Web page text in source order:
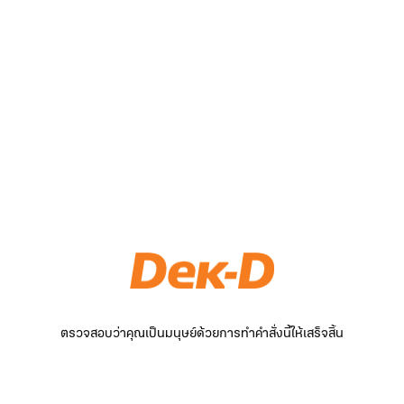
ตรวจสอบว่าคุณเป็นมนุษย์ด้วยการทำคำสั่งนี้ให้เสร็จสิ้น